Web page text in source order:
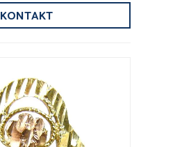
KONTAKT